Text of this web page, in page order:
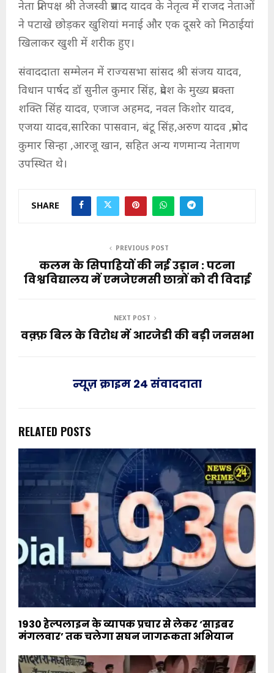
नेता प्रतिपक्ष श्री तेजस्वी प्रसाद यादव के नेतृत्व में राजद नेताओं
ने पटाखे छोड़कर खुशियां मनाई और एक दूसरे को मिठाईयां
खिलाकर खुशी में शरीक हुए।
संवाददाता सम्मेलन में राज्यसभा सांसद श्री संजय यादव,
विधान पार्षद डॉ सुनील कुमार सिंह, प्रदेश के मुख्य प्रवक्ता
शक्ति सिंह यादव, एजाज अहमद, नवल किशोर यादव,
एजया यादव,सारिका पासवान, बंटू सिंह,अरुण यादव ,प्रमोद
कुमार सिन्हा ,आरजू खान, सहित अन्य गणमान्य नेतागण
उपस्थित थे।
SHARE
PREVIOUS POST
कलम के सिपाहियों की नई उड़ान : पटना
विश्वविद्यालय में एमजेएमसी छात्रों को दी विदाई
NEXT POST
वक़्फ़ बिल के विरोध में आरजेडी की बड़ी जनसभा
न्यूज़ क्राइम 24 संवाददाता
RELATED POSTS
1930 हेल्पलाइन के व्यापक प्रचार से लेकर ‘साइबर
मंगलवार’ तक चलेगा सघन जागरूकता अभियान